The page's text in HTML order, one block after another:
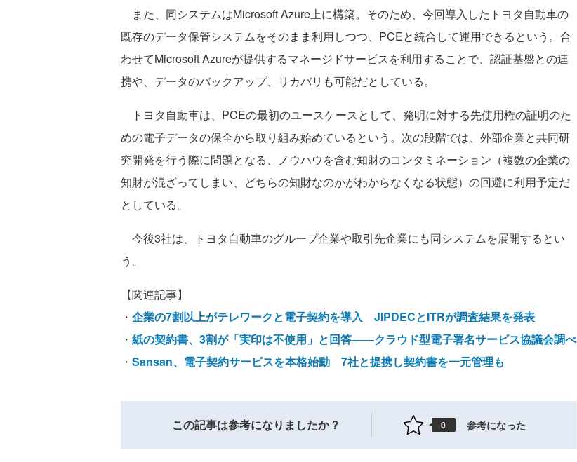
また、同システムはMicrosoft Azure上に構築。そのため、今回導入したトヨタ自動車の
既存のデータ保管システムをそのまま利用しつつ、PCEと統合して運用できるという。合
わせてMicrosoft Azureが提供するマネージドサービスを利用することで、認証基盤との連
携や、データのバックアップ、リカバリも可能だとしている。
トヨタ自動車は、PCEの最初のユースケースとして、発明に対する先使用権の証明のた
めの電子データの保全から取り組み始めているという。次の段階では、外部企業と共同研
究開発を行う際に問題となる、ノウハウを含む知財のコンタミネーション（複数の企業の
知財が混ざってしまい、どちらの知財なのかがわからなくなる状態）の回避に利用予定だ
としている。
今後3社は、トヨタ自動車のグループ企業や取引先企業にも同システムを展開するとい
う。
【関連記事】
・ 企業の7割以上がテレワークと電子契約を導入 JIPDECとITRが調査結果を発表
・ 紙の契約書、3割が「実印は不使用」と回答――クラウド型電子署名サービス協議会調べ
・ Sansan、電子契約サービスを本格始動 7社と提携し契約書を一元管理も
この記事は参考になりましたか？ 0 参考になった